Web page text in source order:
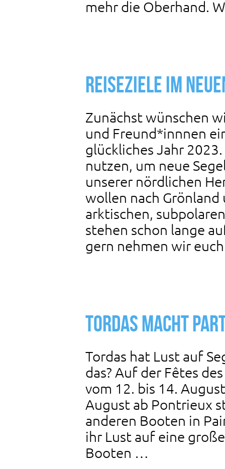
mehr die Oberhand.
Reiseziele im
Zunächst wünschen
und Freund*innnen
glückliches Jahr
nutzen, um neue
unserer nördlichen
wollen nach
arktischen,
stehen schon lange
gern nehmen wir
Tordas macht
Tordas hat Lust auf
das? Auf der Fêtes
vom 12. bis 14.
August ab Pontrieux
anderen Booten in
ihr Lust auf eine
Booten …